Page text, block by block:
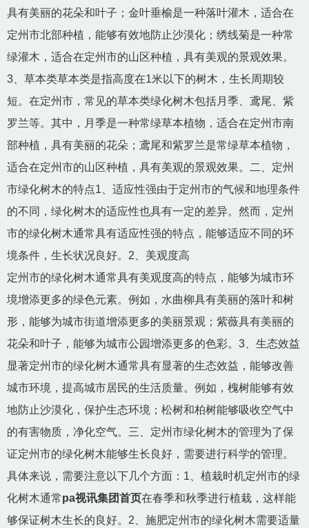
具有美丽的花朵和叶子；金叶垂榆是一种落叶灌木，适合在
定州市北部种植，能够有效地防止沙漠化；绣线菊是一种常
绿灌木，适合在定州市的山区种植，具有美观的景观效果。
3、草本类草本类是指高度在1米以下的树木，生长周期较
短。在定州市，常见的草本类绿化树木包括月季、鸢尾、紫
罗兰等。其中，月季是一种常绿草本植物，适合在定州市南
部种植，具有美丽的花朵；鸢尾和紫罗兰是常绿草本植物，
适合在定州市的山区种植，具有美观的景观效果。二、定州
市绿化树木的特点1、适应性强由于定州市的气候和地理条件
的不同，绿化树木的适应性也具有一定的差异。然而，定州
市的绿化树木通常具有适应性强的特点，能够适应不同的环
境条件，生长状况良好。2、美观度高
定州市的绿化树木通常具有美观度高的特点，能够为城市环
境增添更多的绿色元素。例如，水曲柳具有美丽的落叶和树
形，能够为城市街道增添更多的美丽景观；紫薇具有美丽的
花朵和叶子，能够为城市公园增添更多的色彩。3、生态效益
显著定州市的绿化树木通常具有显著的生态效益，能够改善
城市环境，提高城市居民的生活质量。例如，槐树能够有效
地防止沙漠化，保护生态环境；松树和柏树能够吸收空气中
的有害物质，净化空气。三、定州市绿化树木的管理为了保
证定州市的绿化树木能够生长良好，需要进行科学的管理。
具体来说，需要注意以下几个方面：1、植栽时机定州市的绿
化树木通常pa视讯集团首页在春季和秋季进行植栽，这样能
够保证树木生长的良好。2、施肥定州市的绿化树木需要适量